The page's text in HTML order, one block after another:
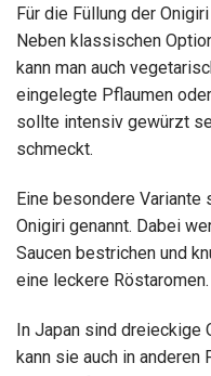
Für die Füllung der
Neben klassischen
kann man auch
eingelegte Pflaumen
sollte intensiv gewürzt
schmeckt.
Eine besondere Variante
Onigiri genannt. Dabei
Saucen bestrichen und
eine leckere Röstaromen.
In Japan sind dreieckige
kann sie auch in anderen